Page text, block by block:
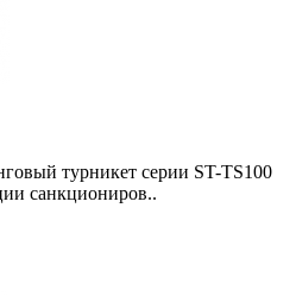
турникет серии ST-TS100
санкциониров..